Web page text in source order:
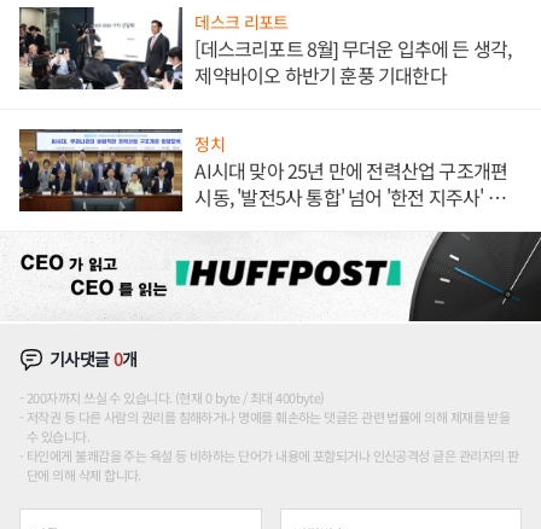
데스크 리포트
[데스크리포트 8월] 무더운 입추에 든 생각,
제약바이오 하반기 훈풍 기대한다
정치
AI시대 맞아 25년 만에 전력산업 구조개편
시동, '발전5사 통합' 넘어 '한전 지주사' 재편
기사댓글0개
200자까지 쓰실 수 있습니다. (현재 0 byte / 최대 400byte)
저작권 등 다른 사람의 권리를 침해하거나 명예를 훼손하는 댓글은 관련 법률에 의해 제재를 받을
수 있습니다.
타인에게 불쾌감을 주는 욕설 등 비하하는 단어가 내용에 포함되거나 인신공격성 글은 관리자의 판
단에 의해 삭제 합니다.